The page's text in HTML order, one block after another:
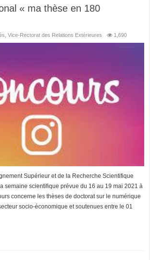
« ma thèse en 180
,Vice-Rectorat des Relations Extérieures 1,690
Supérieur et de la Recherche Scientifique
semaine scientifique prévue du 16 au 19 mai 2021 à
concerne les thèses de doctorat sur le numérique
socio-économique et soutenues entre le 01